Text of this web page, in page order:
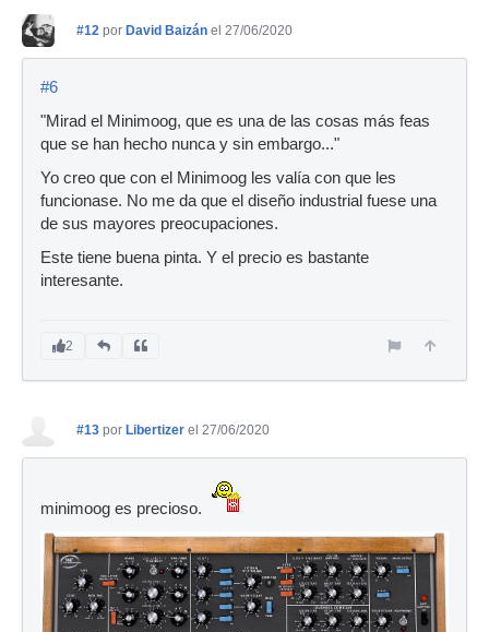
#12 por David Baizán el 27/06/2020
#6
"Mirad el Minimoog, que es una de las cosas más feas
que se han hecho nunca y sin embargo..."
Yo creo que con el Minimoog les valía con que les
funcionase. No me da que el diseño industrial fuese una
de sus mayores preocupaciones.
Este tiene buena pinta. Y el precio es bastante
interesante.
2
#13 por Libertizer el 27/06/2020
minimoog es precioso.